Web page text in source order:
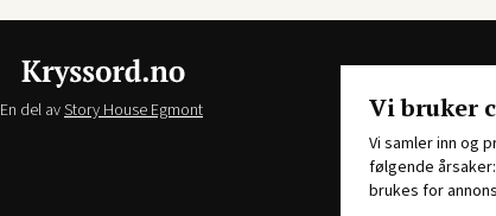
En del avStory House Egmont Vi bruker
Vi samler inn og
følgende
brukes for